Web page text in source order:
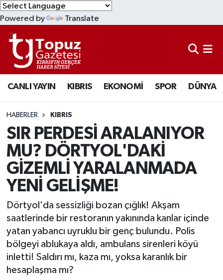
Powered by Translate
CANLI YAYIN KIBRIS EKONOMİ SPOR DÜNYA
HABERLER KIBRIS
SIR PERDESİ ARALANIYOR
MU? DÖRTYOL'DAKİ
GİZEMLİ YARALANMADA
YENİ GELİŞME!
Dörtyol'da sessizliği bozan çığlık! Akşam
saatlerinde bir restoranın yakınında kanlar içinde
yatan yabancı uyruklu bir genç bulundu. Polis
bölgeyi ablukaya aldı, ambulans sirenleri köyü
inletti! Saldırı mı, kaza mı, yoksa karanlık bir
hesaplaşma mı?
KIBRIS
DÜNYA
EKONOMİ
MAGAZİN
SAĞLIK
SPOR
TEKNOLOJİ
TÜRKİYE
Lefkoşa Nöbetçi Eczaneler
Lefkoşa Hava Durumu
Lefkoşa Trafik Yoğunluk Haritası
Süper Lig Puan Durumu ve Fikstür
Tüm Manşetler
Son Dakika Haberleri
Haber Arşivi